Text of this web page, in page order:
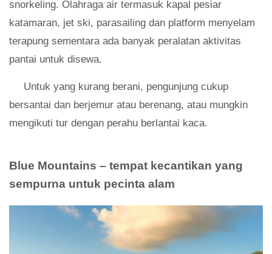
snorkeling. Olahraga air termasuk kapal pesiar
katamaran, jet ski, parasailing dan platform menyelam
terapung sementara ada banyak peralatan aktivitas
pantai untuk disewa.
Untuk yang kurang berani, pengunjung cukup
bersantai dan berjemur atau berenang, atau mungkin
mengikuti tur dengan perahu berlantai kaca.
Blue Mountains – tempat kecantikan yang
sempurna untuk pecinta alam